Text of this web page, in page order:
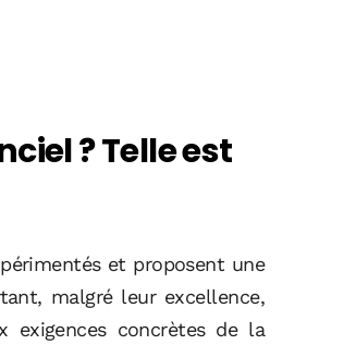
? Telle est
et proposent une
malgré leur excellence,
exigences concrètes de la